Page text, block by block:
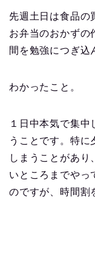
先週土日は食品の
お弁当のおかずの
間を勉強につぎ込
わかったこと。
１日中本気で集
うことです。特に
しまうことがあり
いところまでやっ
のですが、時間割